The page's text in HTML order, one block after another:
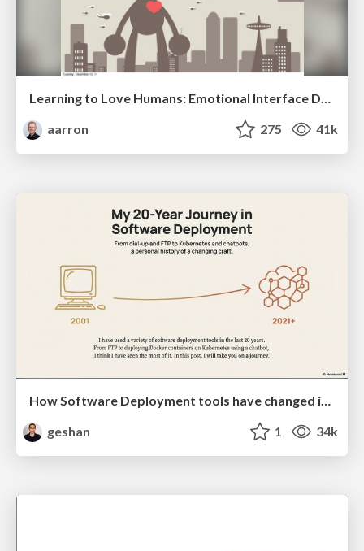
aarron
275 41k
How Software Deployment tools have changed in the past 20 years
geshan
1 34k